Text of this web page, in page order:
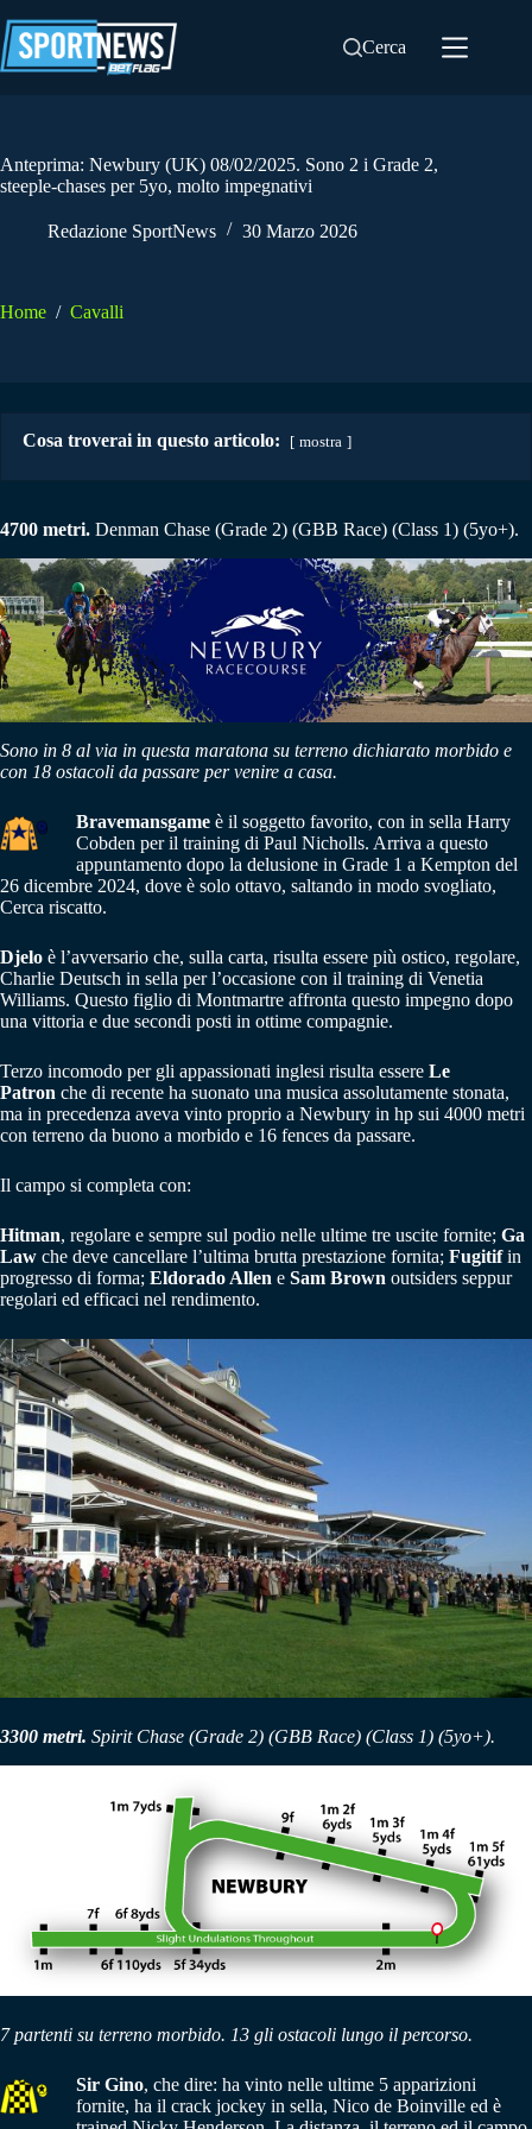
al
contenuto
Cerca
Anteprima: Newbury (UK) 08/02/2025. Sono 2 i Grade 2,
steeple-chases per 5yo, molto impegnativi
Redazione SportNews 30 Marzo 2026
Home / Cavalli
Cosa troverai in questo articolo: mostra
4700 metri. Denman Chase (Grade 2) (GBB Race) (Class 1) (5yo+).
Sono in 8 al via in questa maratona su terreno dichiarato morbido e
con 18 ostacoli da passare per venire a casa.
Bravemansgame è il soggetto favorito, con in sella Harry
Cobden per il training di Paul Nicholls. Arriva a questo
appuntamento dopo la delusione in Grade 1 a Kempton del
26 dicembre 2024, dove è solo ottavo, saltando in modo svogliato,
Cerca riscatto.
Djelo è l’avversario che, sulla carta, risulta essere più ostico, regolare,
Charlie Deutsch in sella per l’occasione con il training di Venetia
Williams. Questo figlio di Montmartre affronta questo impegno dopo
una vittoria e due secondi posti in ottime compagnie.
Terzo incomodo per gli appassionati inglesi risulta essere Le
Patron che di recente ha suonato una musica assolutamente stonata,
ma in precedenza aveva vinto proprio a Newbury in hp sui 4000 metri
con terreno da buono a morbido e 16 fences da passare.
Il campo si completa con:
Hitman, regolare e sempre sul podio nelle ultime tre uscite fornite; Ga
Law che deve cancellare l’ultima brutta prestazione fornita; Fugitifin
progresso di forma; Eldorado Allen e Sam Brown outsiders seppur
regolari ed efficaci nel rendimento.
3300 metri. Spirit Chase (Grade 2) (GBB Race) (Class 1) (5yo+).
7 partenti su terreno morbido. 13 gli ostacoli lungo il percorso.
Sir Gino, che dire: ha vinto nelle ultime 5 apparizioni
fornite, ha il crack jockey in sella, Nico de Boinville ed è